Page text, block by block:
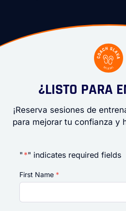
¿LISTO PARA
¡Reserva sesiones de
para mejorar tu confianza y
" *" indicates required fields
First Name *